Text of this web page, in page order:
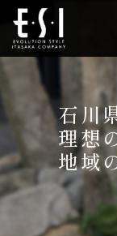
石川
理想
地域